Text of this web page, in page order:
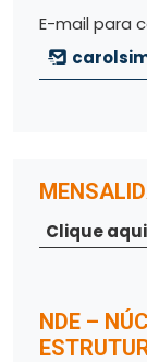
E-mail para
Clique
NDE –